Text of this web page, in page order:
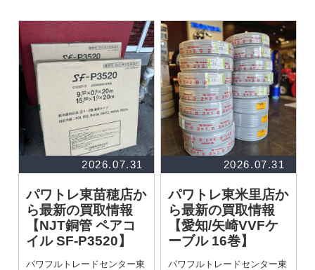
2026.07.31
パワトレ東苗穂店か
ら最新の買取情報
【NJT銅管 ペアコ
イル SF-P3520】
パワフルトレードセンター東
2026.07.31
パワトレ東米里店か
ら最新の買取情報
【愛知/矢崎VVFケ
ーブル 16巻】
パワフルトレードセンター東